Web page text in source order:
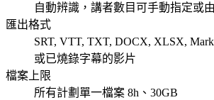
自動辨識，講者數目可手動指定或
匯出格式
SRT, VTT, TXT, DOCX, XLSX,
或已燒錄字幕的影片
檔案上限
所有計劃單一檔案 8h、30GB